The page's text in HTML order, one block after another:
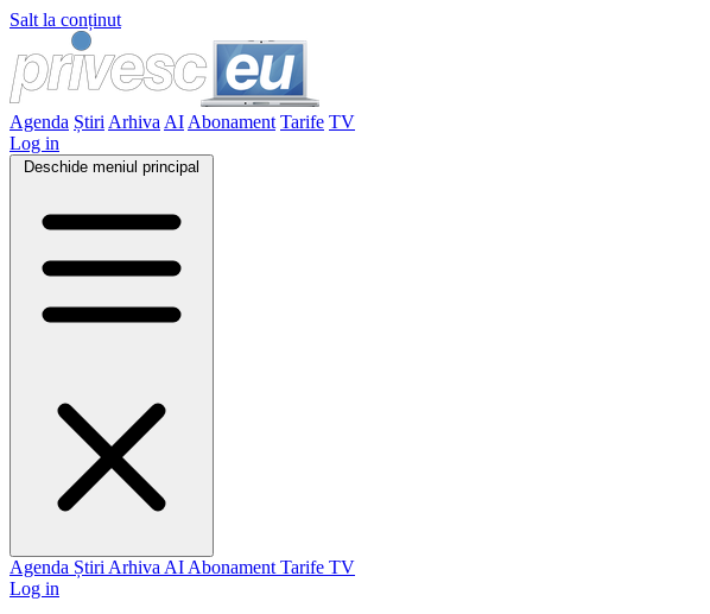
Salt la conținut
Agenda Știri Arhiva AI Abonament Tarife TV
Log in
Deschide meniul principal
Agenda Știri Arhiva AI Abonament Tarife TV
Log in